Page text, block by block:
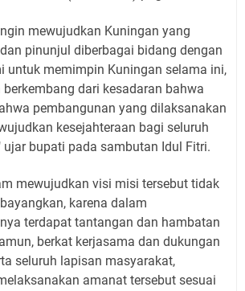
mewujudkan Kuningan yang
pinunjul diberbagai bidang dengan
untuk memimpin Kuningan selama ini,
dari kesadaran bahwa
pembangunan yang dilaksanakan
kesejahteraan bagi seluruh
ujar bupati pada sambutan Idul Fitri.
mewujudkan visi misi tersebut tidak
karena dalam
terdapat tantangan dan hambatan
berkat kerjasama dan dukungan
seluruh lapisan masyarakat,
amanat tersebut sesuai